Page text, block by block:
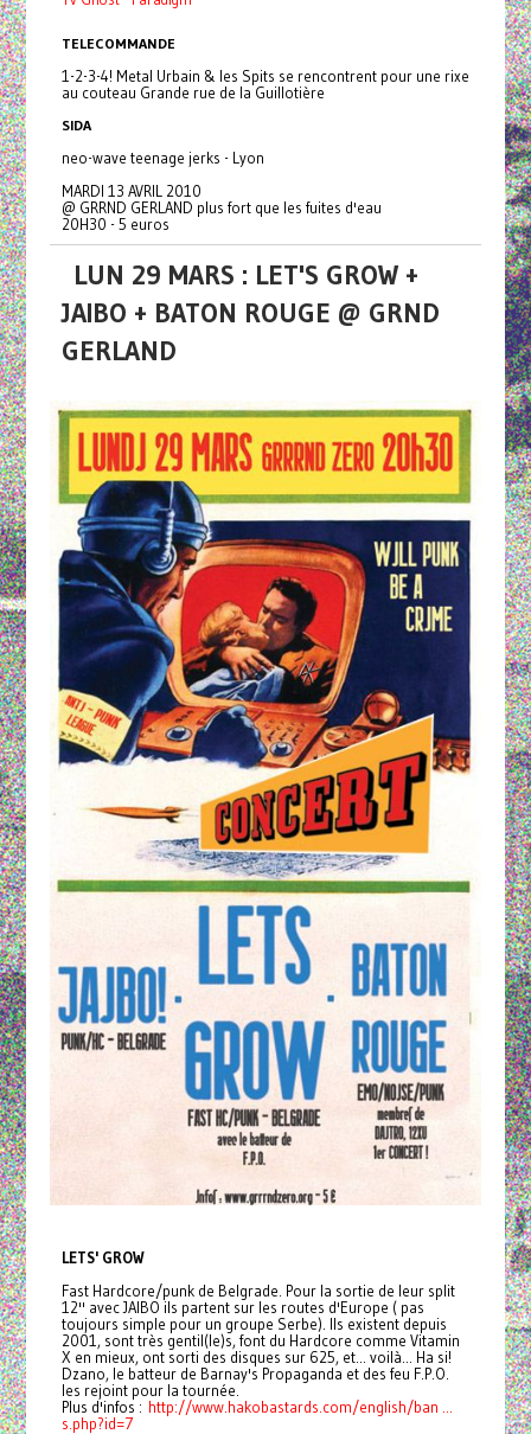
TELECOMMANDE
1-2-3-4! Metal Urbain & les Spits se rencontrent pour une rixe
au couteau Grande rue de la Guillotière
SIDA
neo-wave teenage jerks - Lyon
MARDI 13 AVRIL 2010
@ GRRND GERLAND plus fort que les fuites d'eau
20H30 - 5 euros
LUN 29 MARS : LET'S GROW +
JAIBO + BATON ROUGE @ GRND
GERLAND
LETS' GROW
Fast Hardcore/punk de Belgrade. Pour la sortie de leur split
12'' avec JAIBO ils partent sur les routes d'Europe ( pas
toujours simple pour un groupe Serbe). Ils existent depuis
2001, sont très gentil(le)s, font du Hardcore comme Vitamin
X en mieux, ont sorti des disques sur 625, et... voilà... Ha si!
Dzano, le batteur de Barnay's Propaganda et des feu F.P.O.
les rejoint pour la tournée.
Plus d'infos : http://www.hakobastards.com/english/ban ...
s.php?id=7